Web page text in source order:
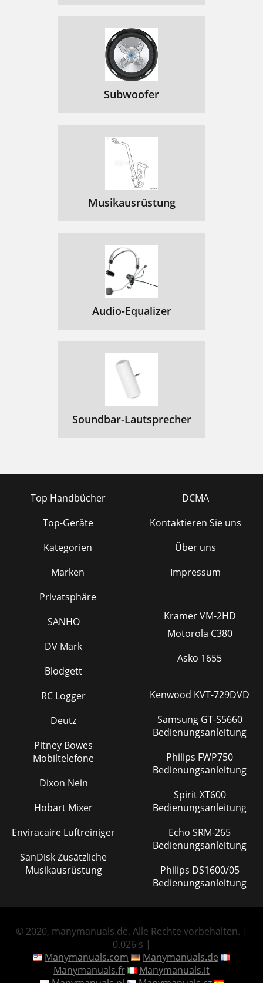
Subwoofer
Musikausrüstung
Audio-Equalizer
Soundbar-Lautsprecher
Top Handbücher
Top-Geräte
Kategorien
Marken
Privatsphäre
DCMA
Kontaktieren Sie uns
Über uns
Impressum
SANHO
DV Mark
Blodgett
RC Logger
Deutz
Pitney Bowes
Mobiltelefone
Dixon Nein
Hobart Mixer
Enviracaire Luftreiniger
SanDisk Zusätzliche
Musikausrüstung
Kramer VM-2HD
Motorola C380
Asko 1655
Kenwood KVT-729DVD
Samsung GT-S5660
Bedienungsanleitung
Philips FWP750
Bedienungsanleitung
Spirit XT600
Bedienungsanleitung
Echo SRM-265
Bedienungsanleitung
Philips DS1600/05
Bedienungsanleitung
© 2020, manymanuals.de. Alle Rechte vorbehalten. |
0.026 s |
Manymanuals.com
Manymanuals.de
Manymanuals.fr
Manymanuals.it